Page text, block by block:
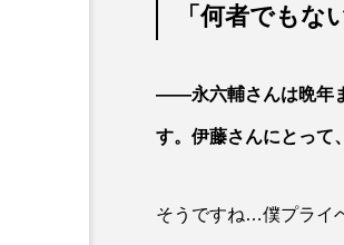
「何者でもな
――永六輔さんは晩年
す。伊藤さんにとって
そうですね…僕プライ